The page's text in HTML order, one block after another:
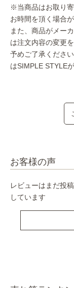
※当商品はお取り
お時間を頂く場合が
また、商品がメー
は注文内容の変更
予めご了承くださ
はSIMPLE STYLE
お客様の声
レビューはまだ投
しています